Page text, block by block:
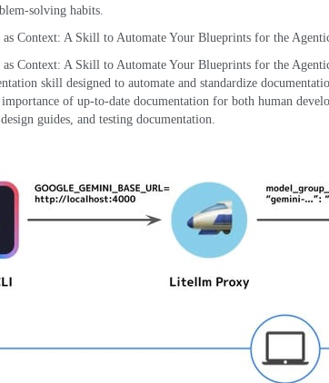
solving habits
Context: A Skill to Automate Your Blueprints for the
Context: A Skill to Automate Your Blueprints for the
skill designed to automate and standardize
importance of up-to-date documentation for both human
guides and testing documentation